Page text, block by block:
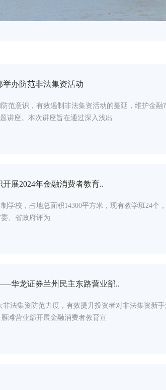
办防范非法集资活动
范意识，有效遏制非法集资活动的蔓延，维护金
讲座。本次讲座旨在通过深入浅出
展2024年金融消费者教育..
学校，占地总面积14300平方米，现有教学班24个
、省政府评为
华龙证券兰州民主东路营业部..
法集资防范力度，有效提升投资者对非法集资新
滩营业部开展金融消费者教育宣